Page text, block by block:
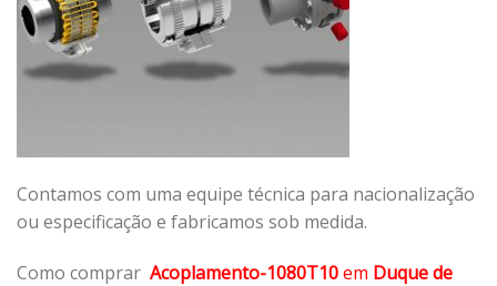
Contamos com uma equipe técnica para nacionalização
ou especificação e fabricamos sob medida.
Como comprar Acoplamento-1080T10em Duque de